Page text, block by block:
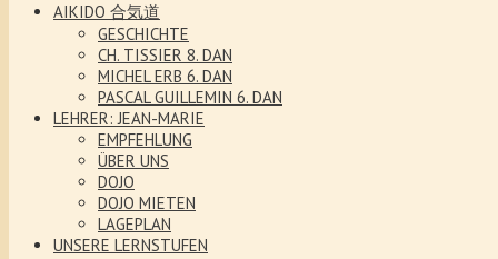
AIKIDO 合気道
GESCHICHTE
CH. TISSIER 8. DAN
MICHEL ERB 6. DAN
PASCAL GUILLEMIN 6. DAN
LEHRER: JEAN-MARIE
EMPFEHLUNG
ÜBER UNS
DOJO
DOJO MIETEN
LAGEPLAN
UNSERE LERNSTUFEN